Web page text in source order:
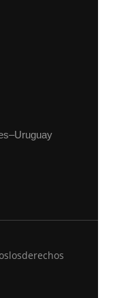
– Uruguay
los derechos